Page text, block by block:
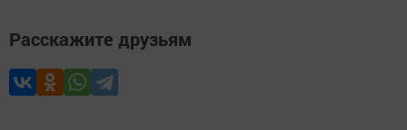
Расскажите друзьям